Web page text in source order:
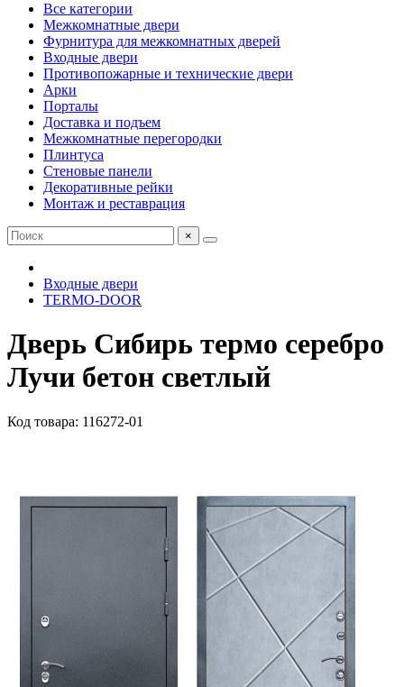
Все категории
Межкомнатные двери
Фурнитура для межкомнатных дверей
Входные двери
Противопожарные и технические двери
Арки
Порталы
Доставка и подъем
Межкомнатные перегородки
Плинтуса
Стеновые панели
Декоративные рейки
Монтаж и реставрация
×
Входные двери
TERMO-DOOR
Дверь Сибирь термо серебро
Лучи бетон светлый
Код товара: 116272-01